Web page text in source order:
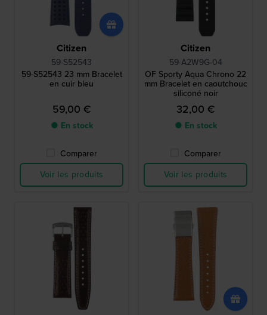
Citizen
59-S52543
59-S52543 23 mm Bracelet
en cuir bleu
59,00 €
● En stock
Comparer
Voir les produits
Citizen
59-A2W9G-04
OF Sporty Aqua Chrono 22
mm Bracelet en caoutchouc
siliconé noir
32,00 €
● En stock
Comparer
Voir les produits